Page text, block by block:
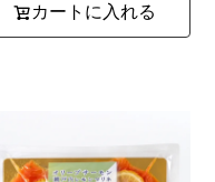
カートに入れる